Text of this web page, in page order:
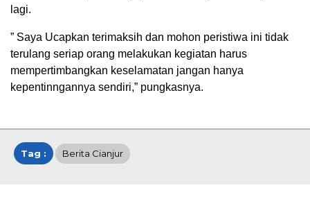
lagi.
” Saya Ucapkan terimaksih dan mohon peristiwa ini tidak
terulang seriap orang melakukan kegiatan harus
mempertimbangkan keselamatan jangan hanya
kepentinngannya sendiri,” pungkasnya.
Tag : Berita Cianjur